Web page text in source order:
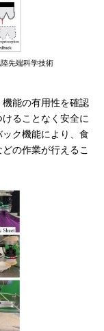
先端科学技術
能の有用性を確認
ることなく安全に
ク機能により、食
の作業が行えるこ